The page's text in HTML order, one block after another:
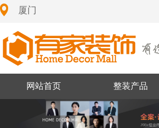
厦门
网站首页 整装产品